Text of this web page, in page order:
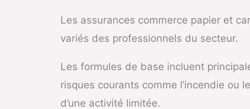
Les assurances commerce papier et
variés des professionnels du secteur.
Les formules de base incluent
risques courants comme l’incendie
d’une activité limitée.